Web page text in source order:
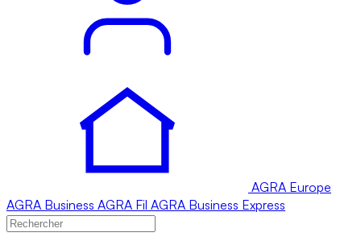
AGRA Europe
AGRA Business AGRA Fil AGRA Business Express